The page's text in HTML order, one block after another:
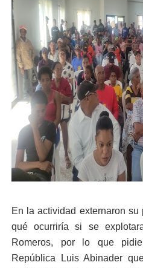
En la actividad externaron
qué ocurriría si se
Romeros, por lo que
República Luis Abinader